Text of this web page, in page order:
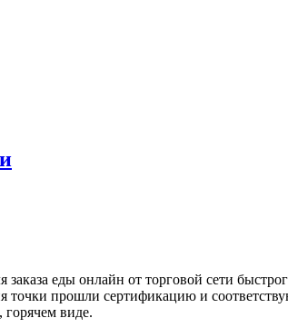
еды онлайн от торговой сети
прошли сертификацию и
горячем виде.